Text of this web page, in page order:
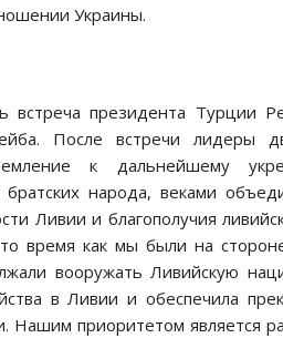
Украины.
встреча президента Турции
После встречи лидеры
к дальнейшему
народа, веками
Ливии и благополучия
как мы были на стороне
вооружать Ливийскую
в Ливии и обеспечила
приоритетом является